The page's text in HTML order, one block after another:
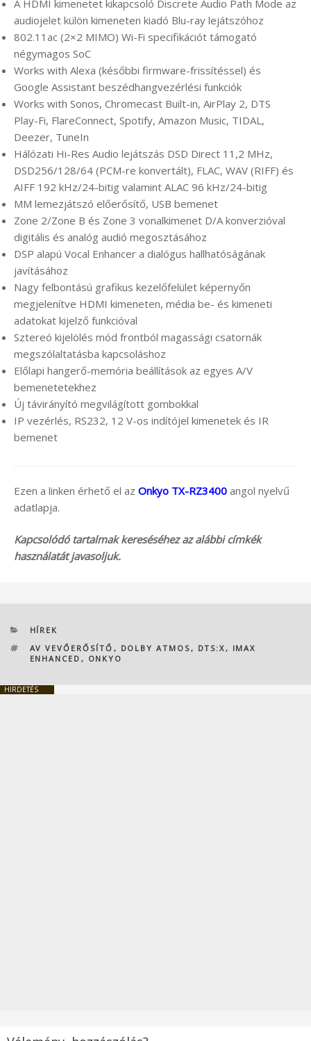
A HDMI kimenetet kikapcsoló Discrete Audio Path Mode az
audiojelet külön kimeneten kiadó Blu-ray lejátszóhoz
802.11ac (2×2 MIMO) Wi-Fi specifikációt támogató
négymagos SoC
Works with Alexa (későbbi firmware-frissítéssel) és
Google Assistant beszédhangvezérlési funkciók
Works with Sonos, Chromecast Built-in, AirPlay 2, DTS
Play-Fi, FlareConnect, Spotify, Amazon Music, TIDAL,
Deezer, TuneIn
Hálózati Hi-Res Audio lejátszás DSD Direct 11,2 MHz,
DSD256/128/64 (PCM-re konvertált), FLAC, WAV (RIFF) és
AIFF 192 kHz/24-bitig valamint ALAC 96 kHz/24-bitig
MM lemezjátszó előerősítő, USB bemenet
Zone 2/Zone B és Zone 3 vonalkimenet D/A konverzióval
digitális és analóg audió megosztásához
DSP alapú Vocal Enhancer a dialógus hallhatóságának
javításához
Nagy felbontású grafikus kezelőfelület képernyőn
megjelenítve HDMI kimeneten, média be- és kimeneti
adatokat kijelző funkcióval
Sztereó kijelölés mód frontból magassági csatornák
megszólaltatásba kapcsoláshoz
Előlapi hangerő-memória beállítások az egyes A/V
bemenetetekhez
Új távirányító megvilágított gombokkal
IP vezérlés, RS232, 12 V-os indítójel kimenetek és IR
bemenet
Ezen a linken érhető el az Onkyo TX-RZ3400 angol nyelvű
adatlapja.
Kapcsolódó tartalmak kereséséhez az alábbi címkék
használatát javasoljuk.
KATEGÓRIÁK
HÍREK
CÍMKÉK
AV VEVŐERŐSÍTŐ , DOLBY ATMOS , DTS:X , IMAX
ENHANCED , ONKYO
HIRDETÉS